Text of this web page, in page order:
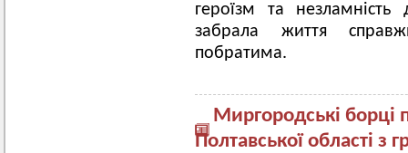
героїзм та
забрала життя
побратима.
Миргородські борці
Полтавської області з